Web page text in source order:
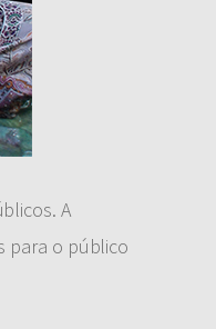
A
para o público